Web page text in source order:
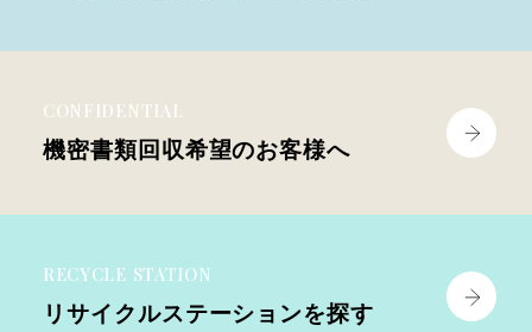
CONFIDENTIAL
機密書類回収希望のお客様へ
RECYCLE STATION
リサイクルステーションを探す